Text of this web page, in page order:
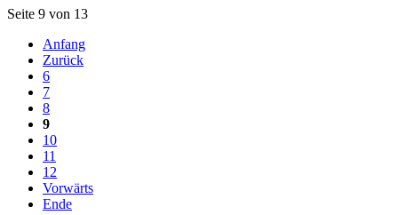
Seite 9 von 13
Anfang
Zurück
6
7
8
9
10
11
12
Vorwärts
Ende